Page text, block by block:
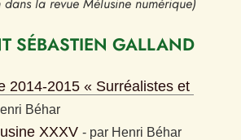
la revue Mélusine numérique)
SÉBASTIEN GALLAND
2014-2015 « Surréalistes et
Béhar
XXXV - par Henri Béhar